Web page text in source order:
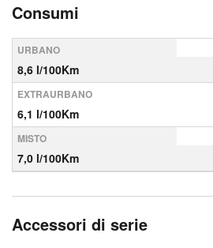
Consumi
URBANO
8,6 l/100Km
EXTRAURBANO
6,1 l/100Km
MISTO
7,0 l/100Km
Accessori di serie